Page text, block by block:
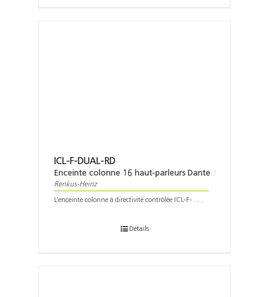
ICL-F-DUAL-RD
Enceinte colonne 16 haut-parleurs Dante
Renkus-Heinz
L’enceinte colonne à directivité contrôlée ICL-F- . . .
Détails